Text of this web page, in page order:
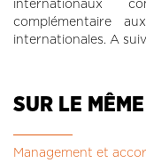
internationaux
complémentaire
internationales. A
SUR LE
Management et